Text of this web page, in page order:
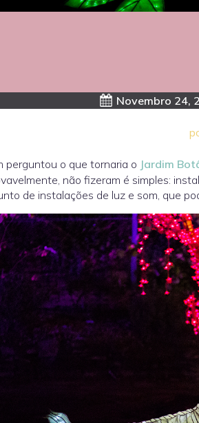
Novembro 24,
perguntou o que tornaria o Jardim
não fizeram é simples:
de instalações de luz e som, que